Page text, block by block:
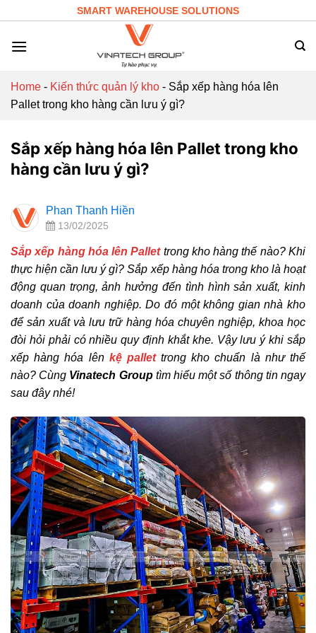
content
SMART WAREHOUSE SOLUTIONS
Home - Kiến thức quản lý kho - Sắp xếp hàng hóa lên
Pallet trong kho hàng cần lưu ý gì?
Sắp xếp hàng hóa lên Pallet trong kho
hàng cần lưu ý gì?
Phan Thanh Hiền
13/02/2025
Sắp xếp hàng hóa lên Pallettrong kho hàng thế nào? Khi
thực hiện cần lưu ý gì? Sắp xếp hàng hóa trong kho là hoạt
động quan trọng, ảnh hưởng đến tình hình sản xuất, kinh
doanh của doanh nghiệp. Do đó một không gian nhà kho
để sản xuất và lưu trữ hàng hóa chuyên nghiệp, khoa học
đòi hỏi phải có nhiều quy định khắt khe. Vậy lưu ý khi sắp
xếp hàng hóa lên kệ pallettrong kho chuẩn là như thế
nào? Cùng Vinatech Grouptìm hiểu một số thông tin ngay
sau đây nhé!